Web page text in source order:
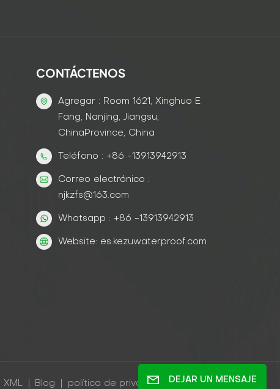
CONTÁCTENOS
Agregar : Room 1621, Xinghuo E
Fang, Nanjing, Jiangsu,
ChinaProvince, China
Teléfono : +86 -13913942913
Correo electrónico :
njkzfs@163.com
Whatsapp : +86 -13913942913
Website: es.kezuwaterproof.com
XML Blog política de privacidad DEJAR UN MENSAJE